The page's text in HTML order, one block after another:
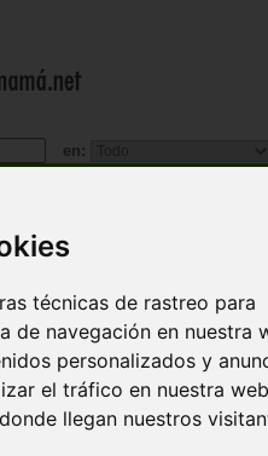
técnicas de rastreo para
de navegación en nuestra
personalizados y
el tráfico en nuestra
llegan nuestros
en:
>Recetarios general
>Oriental
cocina: Recetas